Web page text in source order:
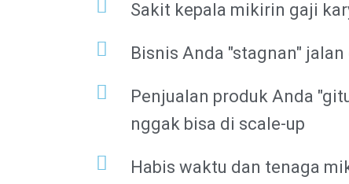
Sakit kepala mikirin gaji
Bisnis Anda "stagnan"
Penjualan produk Anda
nggak bisa di scale-up
Habis waktu dan tenaga